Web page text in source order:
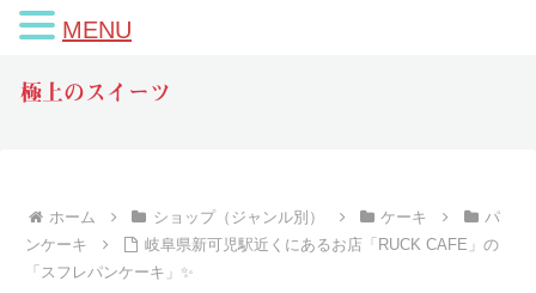
極上のスイーツ
ホーム ショップ（ジャンル別） ケーキ
パ
ンケーキ
岐阜県新可児駅近くにあるお店「RUCK CAFE」の
「スフレパンケーキ」✨
MENU